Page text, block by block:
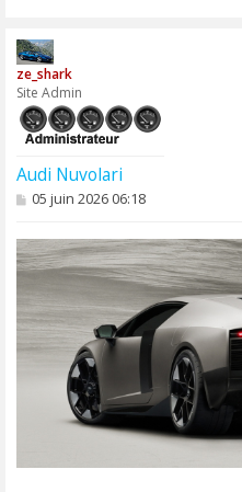
ze_shark
Site Admin
Audi Nuvolari
M
s
a
e
05 juin 2026 06:18